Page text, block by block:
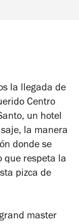
la llegada de
Centro
un hotel
la manera
donde se
que respeta la
pizca de
master